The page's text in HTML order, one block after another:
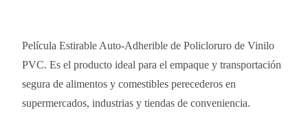
Película Estirable Auto-Adherible de Policloruro de Vinilo
PVC. Es el producto ideal para el empaque y transportación
segura de alimentos y comestibles perecederos en
supermercados, industrias y tiendas de conveniencia.